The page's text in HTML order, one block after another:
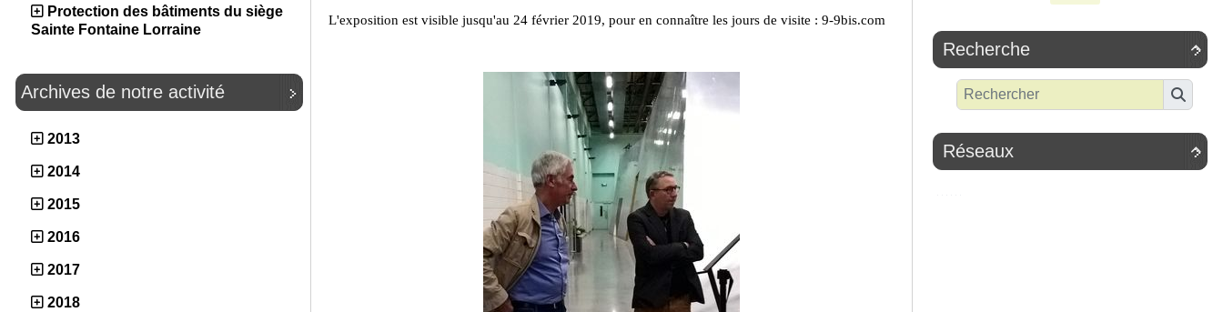
Protection des bâtiments du siège
Sainte Fontaine Lorraine
Archives de notre activité
2013
2014
2015
2016
2017
2018
L'exposition est visible jusqu'au 24 février 2019, pour en connaître les jours de visite : 9-9bis.com

Recherche

Réseaux